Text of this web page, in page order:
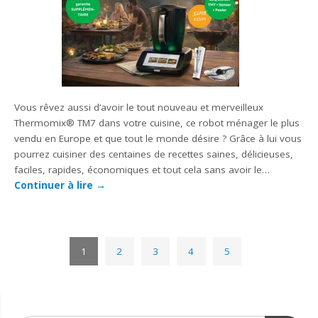
Vous rêvez aussi d’avoir le tout nouveau et merveilleux
Thermomix® TM7 dans votre cuisine, ce robot ménager le plus
vendu en Europe et que tout le monde désire ? Grâce à lui vous
pourrez cuisiner des centaines de recettes saines, délicieuses,
faciles, rapides, économiques et tout cela sans avoir le…
Continuer à lire →
1 2 3 4 5